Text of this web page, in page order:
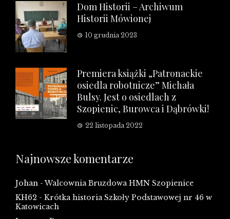
Dom Historii – Archiwum
Historii Mówionej
10 grudnia 2023
Premiera książki „Patronackie
osiedla robotnicze” Michała
Bulsy. Jest o osiedlach z
Szopienic, Burowca i Dąbrówki!
22 listopada 2022
Najnowsze komentarze
Johan -Walcownia Bruzdowa HMN Szopienice
KH62 - Krótka historia Szkoły Podstawowej nr 46 w
Katowicach